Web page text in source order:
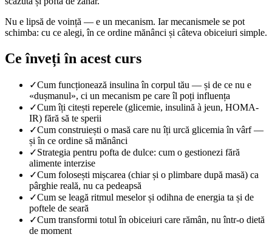
Nu e lipsă de voință — e un mecanism. Iar mecanismele se pot
schimba: cu ce alegi, în ce ordine mănânci și câteva obiceiuri simple.
Ce înveți în acest curs
✓Cum funcționează insulina în corpul tău — și de ce nu e
«dușmanul», ci un mecanism pe care îl poți influența
✓Cum îți citești reperele (glicemie, insulină à jeun, HOMA-
IR) fără să te sperii
✓Cum construiești o masă care nu îți urcă glicemia în vârf —
și în ce ordine să mănânci
✓Strategia pentru pofta de dulce: cum o gestionezi fără
alimente interzise
✓Cum folosești mișcarea (chiar și o plimbare după masă) ca
pârghie reală, nu ca pedeapsă
✓Cum se leagă ritmul meselor și odihna de energia ta și de
poftele de seară
✓Cum transformi totul în obiceiuri care rămân, nu într-o dietă
de moment